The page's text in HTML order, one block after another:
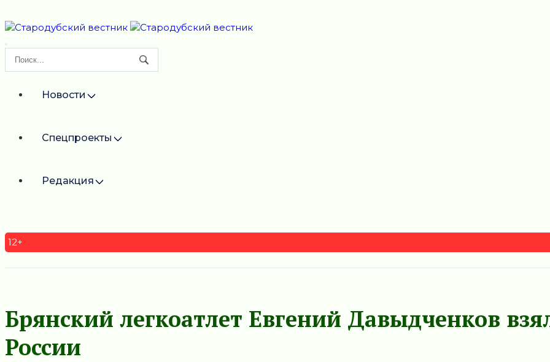
Новости
Спецпроекты
Редакция
12+
Брянский легкоатлет Евгений Давыдченков
России